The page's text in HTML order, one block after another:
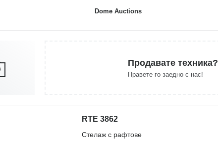
Dome Auctions
Продавате техника?
Правете го заедно с нас!
RTE 3862
Стелаж с рафтове